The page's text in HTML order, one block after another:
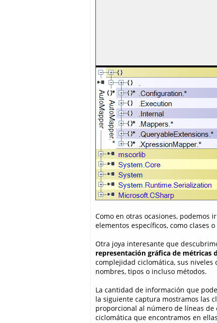
Como en otras ocasiones, podemos
elementos específicos, como clases
Otra joya interesante que
representación gráfica de métricas
complejidad ciclomática, sus niveles
nombres, tipos o incluso métodos.
La cantidad de información que
la siguiente captura mostramos las
proporcional al número de líneas
ciclomática que encontramos en